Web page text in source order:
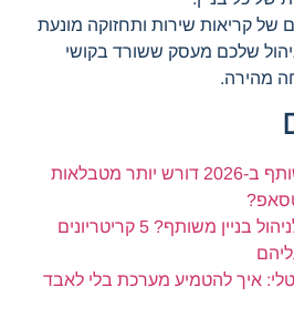
של קריאות שירות ותחזוקה מונעת
שלכם מעסק ששורד בקושי
מהירה.
למה ניהול בניין משותף ב-2026 דורש יותר מטבלאות
איך לבחור תוכנה לניהול בניין משותף? 5 קריטריונים
איך להטמיע מערכת בלי לאבד